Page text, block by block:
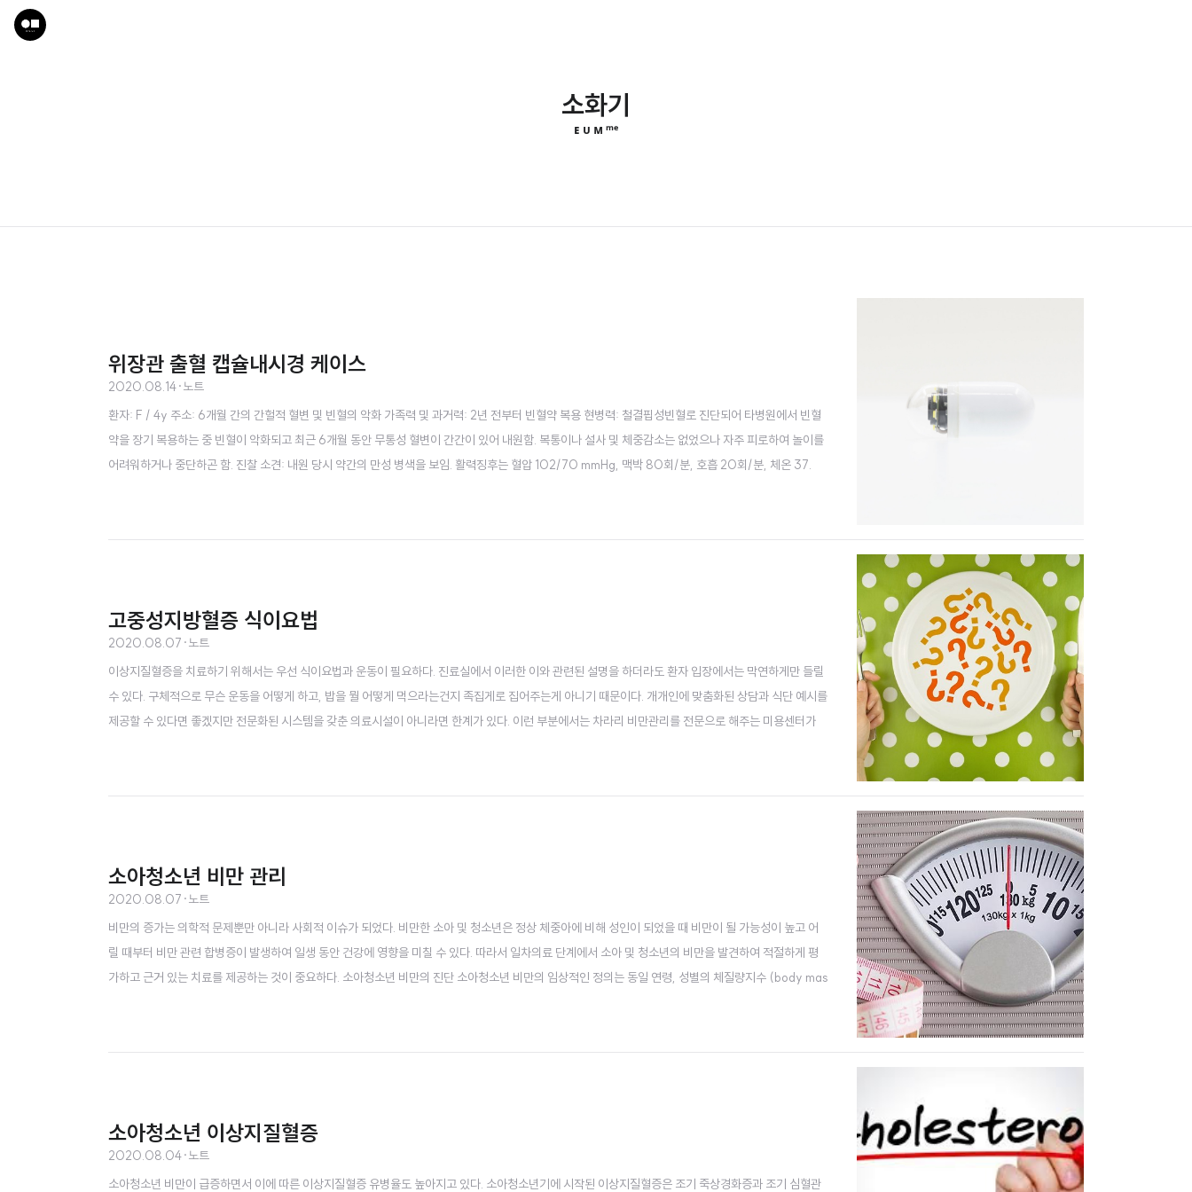
소화기
ᴇ ᴜ ᴍ ᵐᵉ
위장관 출혈 캡슐내시경 케이스
2020.08.14·노트
환자: F / 4y 주소: 6개월 간의 간헐적 혈변 및 빈혈의 악화 가족력 및 과거력: 2년 전부터 빈혈약 복용 현병력: 철결핍성빈혈로 진단되어 타병원에서 빈혈
약을 장기 복용하는 중 빈혈이 악화되고 최근 6개월 동안 무통성 혈변이 간간이 있어 내원함. 복통이나 설사 및 체중감소는 없었으나 자주 피로하여 놀이를
어려워하거나 중단하곤 함. 진찰 소견: 내원 당시 약간의 만성 병색을 보임. 활력징후는 혈압 102/70 mmHg, 맥박 80회/분, 호흡 20회/분, 체온 37.
고중성지방혈증 식이요법
2020.08.07 ·노트
이상지질혈증을 치료하기 위해서는 우선 식이요법과 운동이 필요하다. 진료실에서 이러한 이와 관련된 설명을 하더라도 환자 입장에서는 막연하게만 들릴
수 있다. 구체적으로 무슨 운동을 어떻게 하고, 밥을 뭘 어떻게 먹으라는건지 족집게로 집어주는게 아니기 때문이다. 개개인에 맞춤화된 상담과 식단 예시를
제공할 수 있다면 좋겠지만 전문화된 시스템을 갖춘 의료시설이 아니라면 한계가 있다. 이런 부분에서는 차라리 비만관리를 전문으로 해주는 미용센터가
소아청소년 비만 관리
2020.08.07 ·노트
비만의 증가는 의학적 문제뿐만 아니라 사회적 이슈가 되었다. 비만한 소아 및 청소년은 정상 체중아에 비해 성인이 되었을 때 비만이 될 가능성이 높고 어
릴 때부터 비만 관련 합병증이 발생하여 일생 동안 건강에 영향을 미칠 수 있다. 따라서 일차의료 단계에서 소아 및 청소년의 비만을 발견하여 적절하게 평
가하고 근거 있는 치료를 제공하는 것이 중요하다. 소아청소년 비만의 진단 소아청소년 비만의 임상적인 정의는 동일 연령, 성별의 체질량지수 (body mas
소아청소년 이상지질혈증
2020.08.04·노트
소아청소년 비만이 급증하면서 이에 따른 이상지질혈증 유병율도 높아지고 있다. 소아청소년기에 시작된 이상지질혈증은 조기 죽상경화증과 조기 심혈관